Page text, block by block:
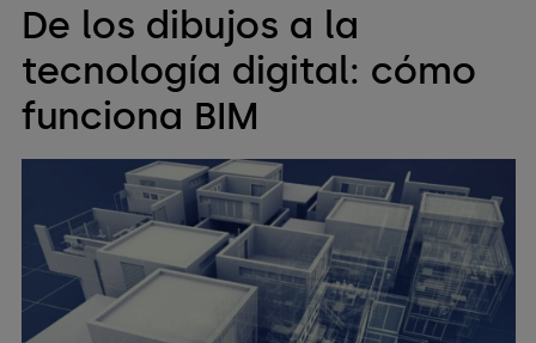
De los dibujos a la
tecnología digital: cómo
funciona BIM